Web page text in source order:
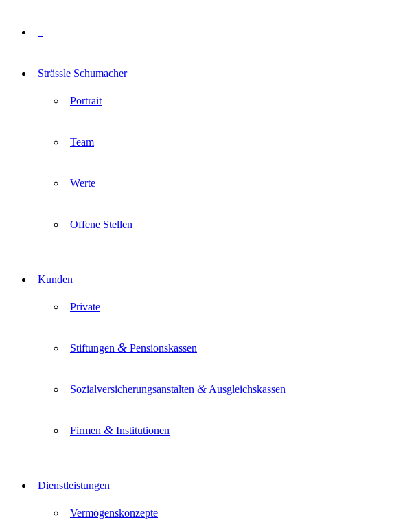
Strässle Schumacher
Portrait
Team
Werte
Offene Stellen
Kunden
Private
Stiftungen & Pensionskassen
Sozialversicherungsanstalten & Ausgleichskassen
Firmen & Institutionen
Dienstleistungen
Vermögenskonzepte